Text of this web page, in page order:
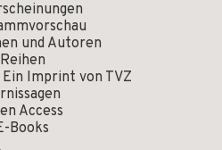
und Autoren
Reihen
Ein Imprint von TVZ
Access
Books